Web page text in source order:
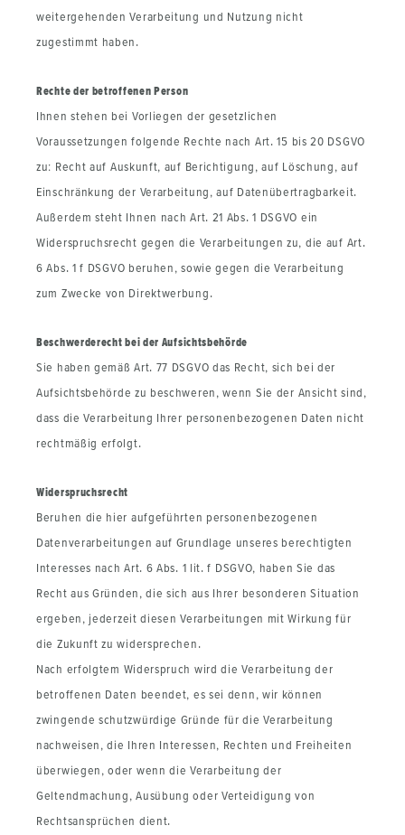
weitergehenden Verarbeitung und Nutzung nicht
zugestimmt haben.
Rechte der betroffenen Person
Ihnen stehen bei Vorliegen der gesetzlichen
Voraussetzungen folgende Rechte nach Art. 15 bis 20 DSGVO
zu: Recht auf Auskunft, auf Berichtigung, auf Löschung, auf
Einschränkung der Verarbeitung, auf Datenübertragbarkeit.
Außerdem steht Ihnen nach Art. 21 Abs. 1 DSGVO ein
Widerspruchsrecht gegen die Verarbeitungen zu, die auf Art.
6 Abs. 1 f DSGVO beruhen, sowie gegen die Verarbeitung
zum Zwecke von Direktwerbung.
Beschwerderecht bei der Aufsichtsbehörde
Sie haben gemäß Art. 77 DSGVO das Recht, sich bei der
Aufsichtsbehörde zu beschweren, wenn Sie der Ansicht sind,
dass die Verarbeitung Ihrer personenbezogenen Daten nicht
rechtmäßig erfolgt.
Widerspruchsrecht
Beruhen die hier aufgeführten personenbezogenen
Datenverarbeitungen auf Grundlage unseres berechtigten
Interesses nach Art. 6 Abs. 1 lit. f DSGVO, haben Sie das
Recht aus Gründen, die sich aus Ihrer besonderen Situation
ergeben, jederzeit diesen Verarbeitungen mit Wirkung für
die Zukunft zu widersprechen.
Nach erfolgtem Widerspruch wird die Verarbeitung der
betroffenen Daten beendet, es sei denn, wir können
zwingende schutzwürdige Gründe für die Verarbeitung
nachweisen, die Ihren Interessen, Rechten und Freiheiten
überwiegen, oder wenn die Verarbeitung der
Geltendmachung, Ausübung oder Verteidigung von
Rechtsansprüchen dient.